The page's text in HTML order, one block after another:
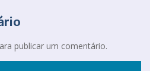
publicar um comentário.